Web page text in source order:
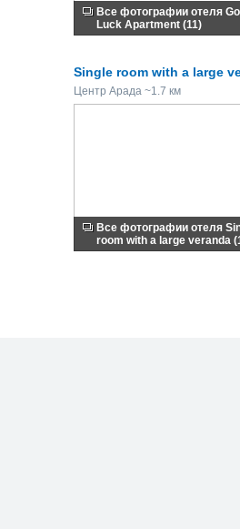
Все фотографии отеля
Luck Apartment (11)
Single room with a large
Центр Арада ~1.7 км
Все фотографии отеля
room with a large veranda